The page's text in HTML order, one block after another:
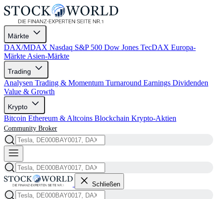
Märkte
DAX/MDAX Nasdaq S&P 500 Dow Jones TecDAX Europa-
Märkte Asien-Märkte
Trading
Analysen Trading & Momentum Turnaround Earnings Dividenden
Value & Growth
Krypto
Bitcoin Ethereum & Altcoins Blockchain Krypto-Aktien
Community Broker
Schließen